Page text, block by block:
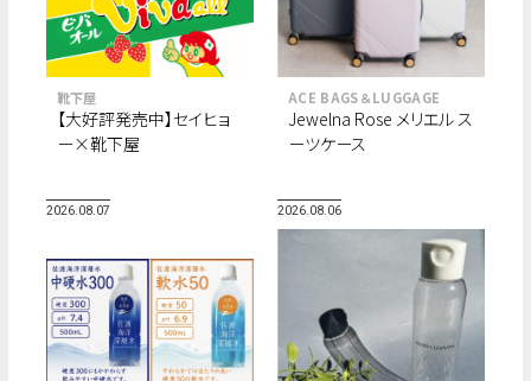
靴下屋
【大好評発売中】セイヒョ
ー×靴下屋
ACE BAGS＆LUGGAGE
Jewelna Rose メリエル ス
ーツケース
2026.08.07 2026.08.06